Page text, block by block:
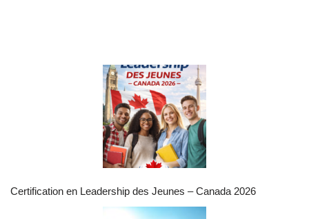
Certification en Leadership des Jeunes – Canada 2026